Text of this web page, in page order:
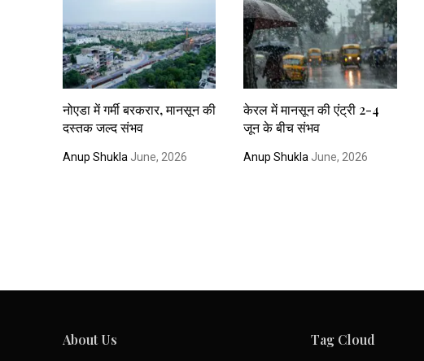
नोएडा में गर्मी बरकरार, मानसून की
दस्तक जल्द संभव
Anup Shukla June, 2026
केरल में मानसून की एंट्री 2-4
जून के बीच संभव
Anup Shukla June, 2026
About Us Tag Cloud